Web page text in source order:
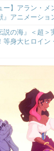
ー】アラン・
』アニメーショ
説の海』＜超
等身大ヒロイ